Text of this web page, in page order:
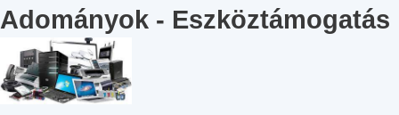
Adományok - Eszköztámogatás